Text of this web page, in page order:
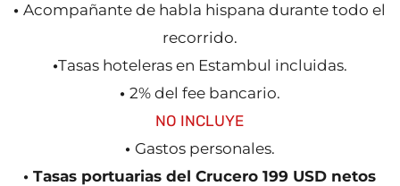
•Acompañante de habla hispana durante todo el
recorrido.
•Tasas hoteleras en Estambul incluidas.
• 2% del fee bancario.
NO INCLUYE
• Gastos personales.
• Tasas portuarias del Crucero 199 USD netos